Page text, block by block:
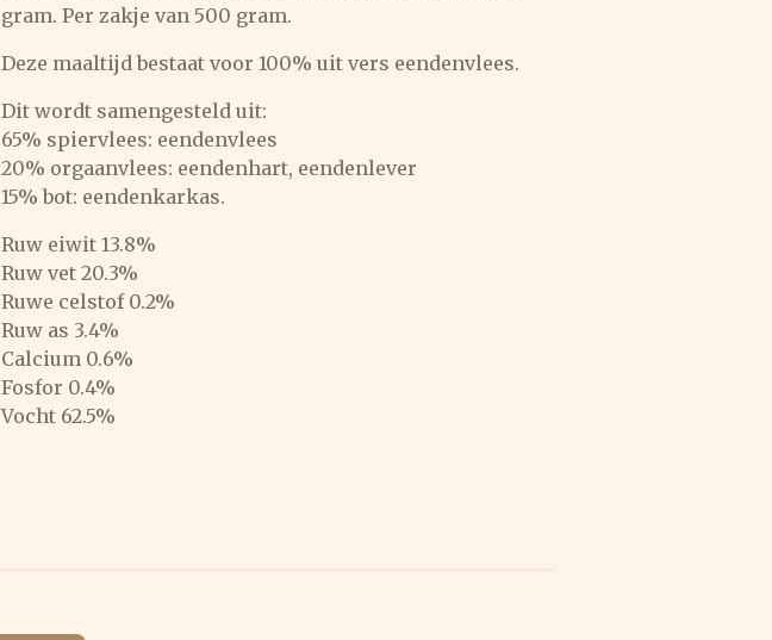
gram. Per zakje van 500 gram.
Deze maaltijd bestaat voor 100% uit vers eendenvlees.
Dit wordt samengesteld uit:
65% spiervlees: eendenvlees
20% orgaanvlees: eendenhart, eendenlever
15% bot: eendenkarkas.
Ruw eiwit 13.8%
Ruw vet 20.3%
Ruwe celstof 0.2%
Ruw as 3.4%
Calcium 0.6%
Fosfor 0.4%
Vocht 62.5%